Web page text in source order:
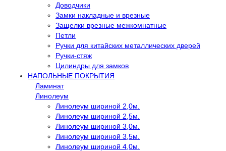
Доводчики
Замки накладные и врезные
Защелки врезные межкомнатные
Петли
Ручки для китайских металлических дверей
Ручки-стяж
Цилиндры для замков
НАПОЛЬНЫЕ ПОКРЫТИЯ
Ламинат
Линолеум
Линолеум шириной 2,0м.
Линолеум шириной 2,5м.
Линолеум шириной 3,0м.
Линолеум шириной 3,5м.
Линолеум шириной 4,0м.